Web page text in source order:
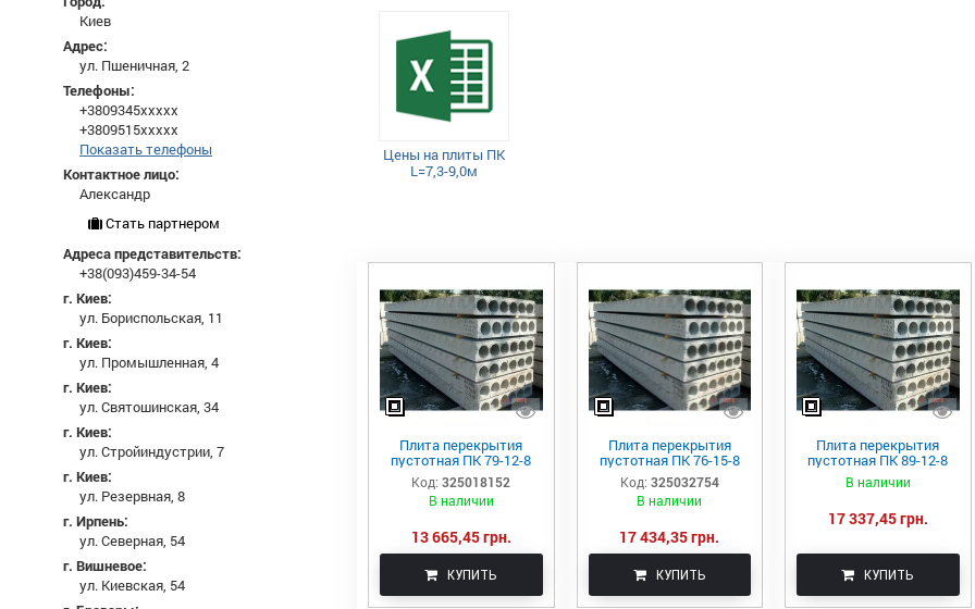
Цены на плиты ПК
L=7,3-9,0м
Плита перекрытия
пустотная ПК 79-12-8
Код: 325018152
В наличии
13 665,45 грн.
КУПИТЬ
Плита перекрытия
пустотная ПК 76-15-8
Код: 325032754
В наличии
17 434,35 грн.
КУПИТЬ
Плита перекрытия
пустотная ПК 89-12-8
В наличии
17 337,45 грн.
КУПИТЬ
Киев
Адрес:
ул. Пшеничная, 2
Телефоны:
+3809345xxxxx
+3809515xxxxx
Показать телефоны
Контактное лицо:
Александр
Стать партнером
Адреса представительств:
+38(093)459-34-54
г. Киев:
ул. Бориспольская, 11
г. Киев:
ул. Промышленная, 4
г. Киев:
ул. Святошинская, 34
г. Киев:
ул. Стройиндустрии, 7
г. Киев:
ул. Резервная, 8
г. Ирпень:
ул. Северная, 54
г. Вишневое:
ул. Киевская, 54